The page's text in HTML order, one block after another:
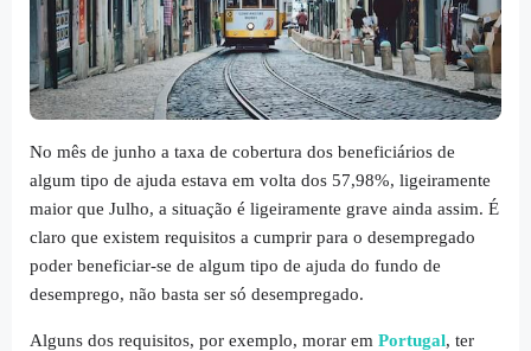
No mês de junho a taxa de cobertura dos beneficiários de
algum tipo de ajuda estava em volta dos 57,98%, ligeiramente
maior que Julho, a situação é ligeiramente grave ainda assim. É
claro que existem requisitos a cumprir para o desempregado
poder beneficiar-se de algum tipo de ajuda do fundo de
desemprego, não basta ser só desempregado.
Alguns dos requisitos, por exemplo, morar em Portugal, ter